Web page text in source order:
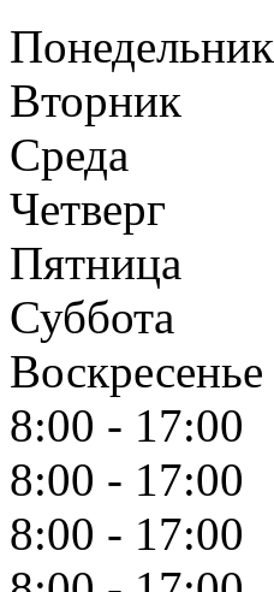
Понедельник
Вторник
Среда
Четверг
Пятница
Суббота
Воскресенье
8:00 - 17:00
8:00 - 17:00
8:00 - 17:00